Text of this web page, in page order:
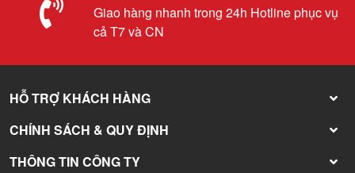
Giao hàng nhanh trong 24h Hotline phục vụ
cả T7 và CN
HỖ TRỢ KHÁCH HÀNG
CHÍNH SÁCH & QUY ĐỊNH
THÔNG TIN CÔNG TY